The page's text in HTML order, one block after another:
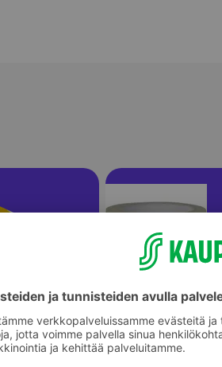
Liimat ja teipit